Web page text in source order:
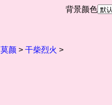
背景颜色
莫颜 > 干柴烈火 >